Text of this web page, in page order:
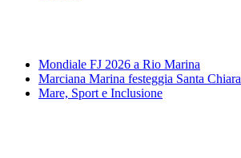
Mondiale FJ 2026 a Rio Marina
Marciana Marina festeggia Santa Chiara
Mare, Sport e Inclusione